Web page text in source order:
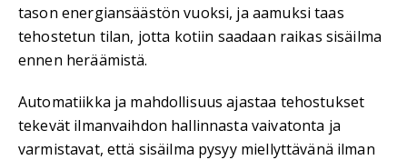
tason energiansäästön vuoksi, ja aamuksi taas
tehostetun tilan, jotta kotiin saadaan raikas sisäilma
ennen heräämistä.
Automatiikka ja mahdollisuus ajastaa tehostukset
tekevät ilmanvaihdon hallinnasta vaivatonta ja
varmistavat, että sisäilma pysyy miellyttävänä ilman